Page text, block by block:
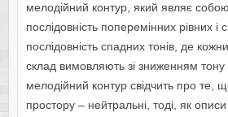
мелодійний контур, який являє
послідовність поперемінних рівних і
послідовність спадних тонів, де
склад вимовляють зі зниженням
мелодійний контур свідчить про те,
простору – нейтральні, тоді, як